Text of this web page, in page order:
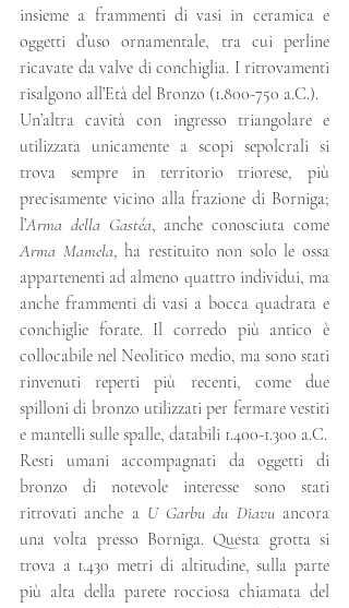
insieme a frammenti di vasi in ceramica e
oggetti d’uso ornamentale, tra cui perline
ricavate da valve di conchiglia. I ritrovamenti
risalgono all’Età del Bronzo (1.800-750 a.C.).
Un’altra cavità con ingresso triangolare e
utilizzata unicamente a scopi sepolcrali si
trova sempre in territorio triorese, più
precisamente vicino alla frazione di Borniga;
l’Arma della Gastéa
Arma Mamela, ha restituito non solo le ossa
appartenenti ad almeno quattro individui, ma
anche frammenti di vasi a bocca quadrata e
conchiglie forate. Il corredo più antico è
collocabile nel Neolitico medio, ma sono stati
rinvenuti reperti più recenti, come due
spilloni di bronzo utilizzati per fermare vestiti
e mantelli sulle spalle, databili 1.400-1.300 a.C.
Resti umani accompagnati da oggetti di
bronzo di notevole interesse sono stati
ritrovati anche a U Garbu du Diavu ancora
una volta presso Borniga. Questa grotta si
trova a 1.430 metri di altitudine, sulla parte